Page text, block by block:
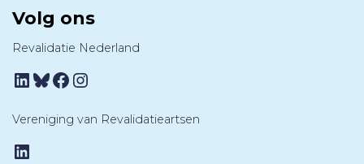
Volg ons
Revalidatie Nederland
LinkedIn
Bluesky
Facebook
Instagram
Vereniging van Revalidatieartsen
LinkedIn